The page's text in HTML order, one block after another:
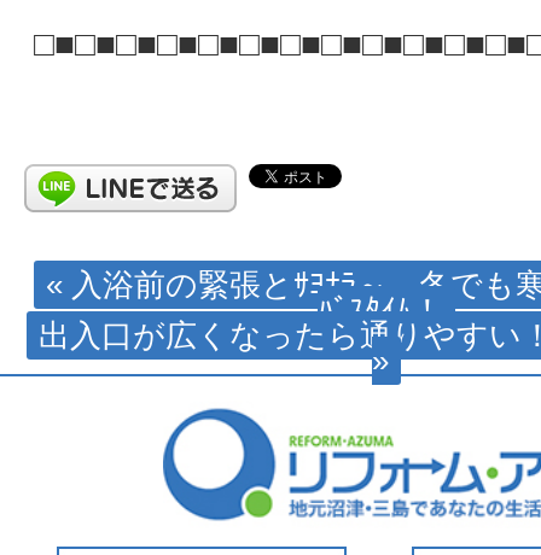
« 入浴前の緊張とｻﾖﾅﾗ～ 冬でも
ﾊﾞｽﾀｲﾑ！
出入口が広くなったら通りやすい
»